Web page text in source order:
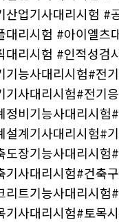
산업기사대리시험 #
대리시험 #아이엘츠
대리시험 #인적성검
기능사대리시험#전
기사대리시험#전기
정비기능사대리시험
설계기사대리시험#
도장기능사대리시험
기사대리시험#건축
리트기능사대리시험
기사대리시험#토목